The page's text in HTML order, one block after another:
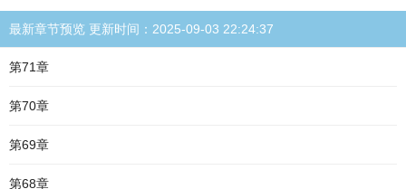
最新章节预览 更新时间：2025-09-03 22:24:37
第71章
第70章
第69章
第68章